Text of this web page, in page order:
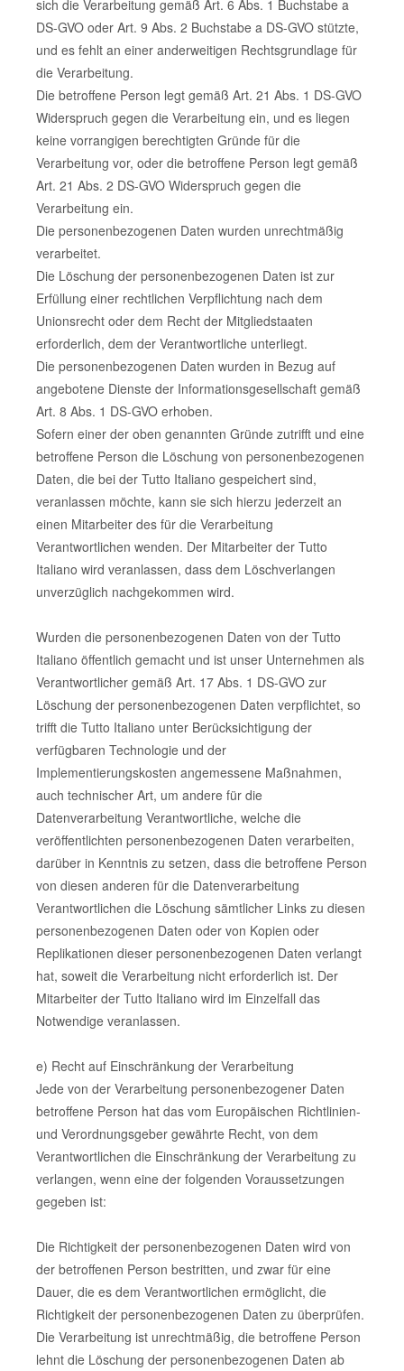
sich die Verarbeitung gemäß Art. 6 Abs. 1 Buchstabe a
DS-GVO oder Art. 9 Abs. 2 Buchstabe a DS-GVO stützte,
und es fehlt an einer anderweitigen Rechtsgrundlage für
die Verarbeitung.
Die betroffene Person legt gemäß Art. 21 Abs. 1 DS-GVO
Widerspruch gegen die Verarbeitung ein, und es liegen
keine vorrangigen berechtigten Gründe für die
Verarbeitung vor, oder die betroffene Person legt gemäß
Art. 21 Abs. 2 DS-GVO Widerspruch gegen die
Verarbeitung ein.
Die personenbezogenen Daten wurden unrechtmäßig
verarbeitet.
Die Löschung der personenbezogenen Daten ist zur
Erfüllung einer rechtlichen Verpflichtung nach dem
Unionsrecht oder dem Recht der Mitgliedstaaten
erforderlich, dem der Verantwortliche unterliegt.
Die personenbezogenen Daten wurden in Bezug auf
angebotene Dienste der Informationsgesellschaft gemäß
Art. 8 Abs. 1 DS-GVO erhoben.
Sofern einer der oben genannten Gründe zutrifft und eine
betroffene Person die Löschung von personenbezogenen
Daten, die bei der Tutto Italiano gespeichert sind,
veranlassen möchte, kann sie sich hierzu jederzeit an
einen Mitarbeiter des für die Verarbeitung
Verantwortlichen wenden. Der Mitarbeiter der Tutto
Italiano wird veranlassen, dass dem Löschverlangen
unverzüglich nachgekommen wird.
Wurden die personenbezogenen Daten von der Tutto
Italiano öffentlich gemacht und ist unser Unternehmen als
Verantwortlicher gemäß Art. 17 Abs. 1 DS-GVO zur
Löschung der personenbezogenen Daten verpflichtet, so
trifft die Tutto Italiano unter Berücksichtigung der
verfügbaren Technologie und der
Implementierungskosten angemessene Maßnahmen,
auch technischer Art, um andere für die
Datenverarbeitung Verantwortliche, welche die
veröffentlichten personenbezogenen Daten verarbeiten,
darüber in Kenntnis zu setzen, dass die betroffene Person
von diesen anderen für die Datenverarbeitung
Verantwortlichen die Löschung sämtlicher Links zu diesen
personenbezogenen Daten oder von Kopien oder
Replikationen dieser personenbezogenen Daten verlangt
hat, soweit die Verarbeitung nicht erforderlich ist. Der
Mitarbeiter der Tutto Italiano wird im Einzelfall das
Notwendige veranlassen.
e) Recht auf Einschränkung der Verarbeitung
Jede von der Verarbeitung personenbezogener Daten
betroffene Person hat das vom Europäischen Richtlinien-
und Verordnungsgeber gewährte Recht, von dem
Verantwortlichen die Einschränkung der Verarbeitung zu
verlangen, wenn eine der folgenden Voraussetzungen
gegeben ist:
Die Richtigkeit der personenbezogenen Daten wird von
der betroffenen Person bestritten, und zwar für eine
Dauer, die es dem Verantwortlichen ermöglicht, die
Richtigkeit der personenbezogenen Daten zu überprüfen.
Die Verarbeitung ist unrechtmäßig, die betroffene Person
lehnt die Löschung der personenbezogenen Daten ab